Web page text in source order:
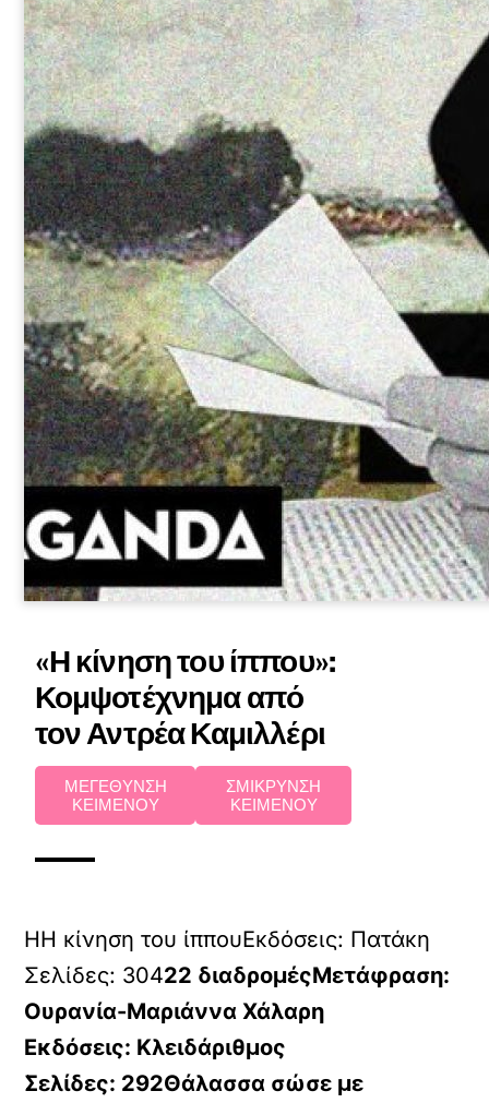
«Η κίνηση του ίππου»:
Κομψοτέχνημα από
τον Αντρέα Καμιλλέρι
ΜΕΓΕΘΥΝΣΗ
ΚΕΙΜΕΝΟΥ
ΣΜΙΚΡΥΝΣΗ
ΚΕΙΜΕΝΟΥ
ΗΗ κίνηση του ίππουΕκδόσεις: Πατάκη
Σελίδες: 30422 διαδρομέςΜετάφραση:
Ουρανία-Μαριάννα Χάλαρη
Εκδόσεις: Κλειδάριθμος
Σελίδες: 292Θάλασσα σώσε με